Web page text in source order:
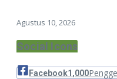
Agustus 10, 2026
Social Icons
Facebook1,000